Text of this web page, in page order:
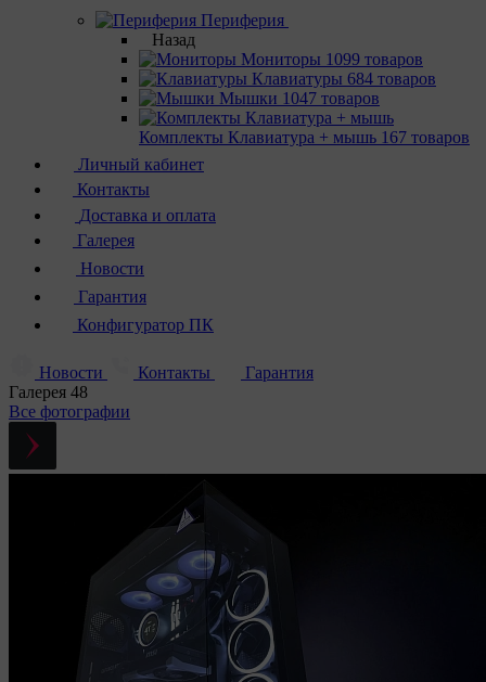
Периферия
Назад
Мониторы 1099 товаров
Клавиатуры 684 товаров
Мышки 1047 товаров
Комплекты Клавиатура + мышь 167 товаров
Личный кабинет
Контакты
Доставка и оплата
Галерея
Новости
Гарантия
Конфигуратор ПК
Новости Контакты
Гарантия
Галерея 48
Все фотографии